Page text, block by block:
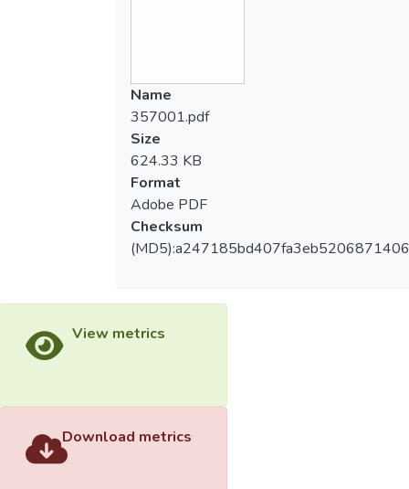
Name
357001.pdf
Size
624.33 KB
Format
Adobe PDF
Checksum
View metrics
Download metrics